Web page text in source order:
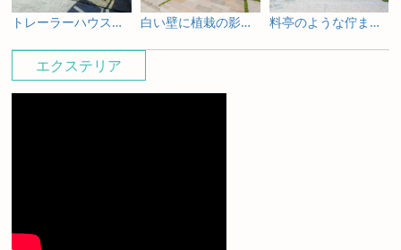
エクステリア
トレーラーハウスの新築外構とガーデンデザイン 白い壁に植栽の影が揺れる新築外構 料亭のような佇まいを照明で包み込む新築外構